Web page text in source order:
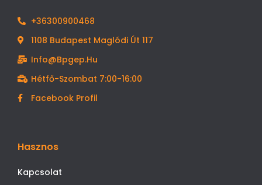
+36300900468
1108 Budapest Maglódi Út 117
Info@bpgep.hu
Hétfő-Szombat 7:00-16:00
Facebook Profil
Hasznos
Kapcsolat